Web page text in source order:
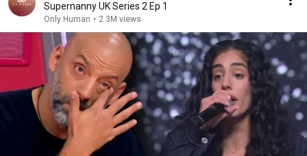
Supernanny UK Series 2 Ep 1
Only Human • 2.3M views